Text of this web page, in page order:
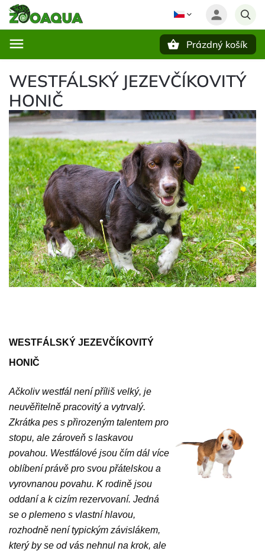
Prázdný košík
WESTFÁLSKÝ JEZEVČÍKOVITÝ
HONIČ
WESTFÁLSKÝ JEZEVČÍKOVITÝ
HONIČ
Ačkoliv westfál není příliš velký, je
neuvěřitelně pracovitý a vytrvalý.
Zkrátka pes s přirozeným talentem pro
stopu, ale zároveň s laskavou
povahou. Westfálové jsou čím dál více
oblíbení právě pro svou přátelskou a
vyrovnanou povahu. K rodině jsou
oddaní a k cizím rezervovaní. Jedná
se o plemeno s vlastní hlavou,
rozhodně není typickým závislákem,
který by se od vás nehnul na krok, ale